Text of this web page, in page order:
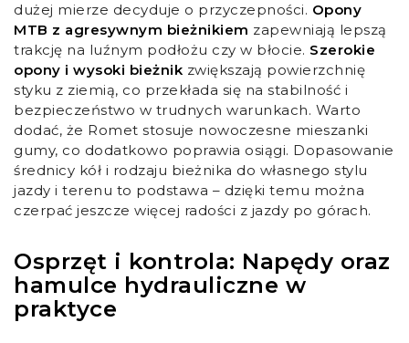
dużej mierze decyduje o przyczepności. Opony
MTB z agresywnym bieżnikiem zapewniają lepszą
trakcję na luźnym podłożu czy w błocie. Szerokie
opony i wysoki bieżnik zwiększają powierzchnię
styku z ziemią, co przekłada się na stabilność i
bezpieczeństwo w trudnych warunkach. Warto
dodać, że Romet stosuje nowoczesne mieszanki
gumy, co dodatkowo poprawia osiągi. Dopasowanie
średnicy kół i rodzaju bieżnika do własnego stylu
jazdy i terenu to podstawa – dzięki temu można
czerpać jeszcze więcej radości z jazdy po górach.
Osprzęt i kontrola: Napędy oraz
hamulce hydrauliczne w
praktyce